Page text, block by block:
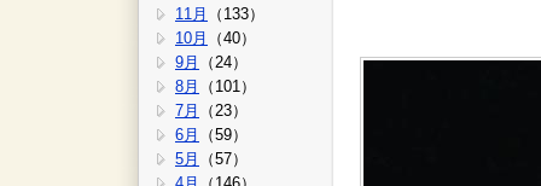
11月
（133）
10月
（40）
9月
（24）
8月
（101）
7月
（23）
6月
（59）
5月
（57）